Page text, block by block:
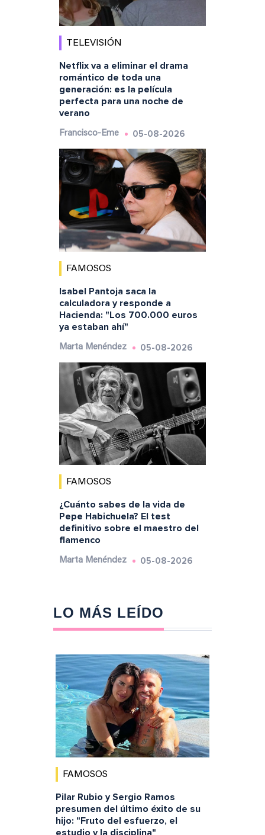
TELEVISIÓN
Netflix va a eliminar el drama
romántico de toda una
generación: es la película
perfecta para una noche de
verano
Francisco-Eme 05-08-2026
FAMOSOS
Isabel Pantoja saca la
calculadora y responde a
Hacienda: "Los 700.000 euros
ya estaban ahí"
Marta Menéndez 05-08-2026
FAMOSOS
¿Cuánto sabes de la vida de
Pepe Habichuela? El test
definitivo sobre el maestro del
flamenco
Marta Menéndez 05-08-2026
LO MÁS LEÍDO
FAMOSOS
Pilar Rubio y Sergio Ramos
presumen del último éxito de su
hijo: "Fruto del esfuerzo, el
estudio y la disciplina"